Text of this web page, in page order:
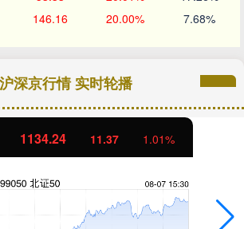
146.16 20.00% 7.68%
沪深京行情 实时轮播
1134.24 11.37 1.01%